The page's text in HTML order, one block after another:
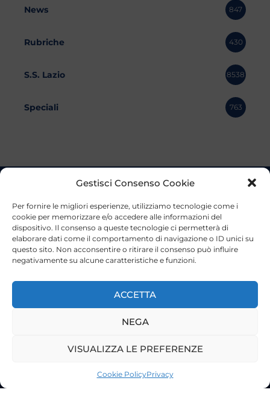
Gestisci Consenso Cookie
Per fornire le migliori esperienze, utilizziamo tecnologie come i
cookie per memorizzare e/o accedere alle informazioni del
dispositivo. Il consenso a queste tecnologie ci permetterà di
elaborare dati come il comportamento di navigazione o ID unici su
questo sito. Non acconsentire o ritirare il consenso può influire
negativamente su alcune caratteristiche e funzioni.
ACCETTA
NEGA
VISUALIZZA LE PREFERENZE
Cookie PolicyPrivacy
News 847
Rubriche 430
S.S. Lazio 8538
Speciali 763